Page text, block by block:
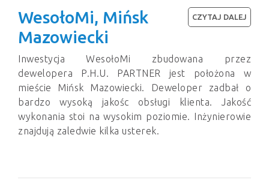
WesołoMi, Mińsk
Mazowiecki
Inwestycja WesołoMi zbudowana przez
dewelopera P.H.U. PARTNER jest położona w
mieście Mińsk Mazowiecki. Deweloper zadbał o
bardzo wysoką jakośc obsługi klienta. Jakość
wykonania stoi na wysokim poziomie. Inżynierowie
znajdują zaledwie kilka usterek.
CZYTAJ DALEJ